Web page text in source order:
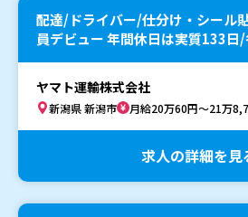
配達/ドライバー/仕分け・シール
員デビュー 年間休日は実質133日
ヤマト運輸株式会社
新潟県 新潟市 月給20万60円～21万
求人の詳細を見